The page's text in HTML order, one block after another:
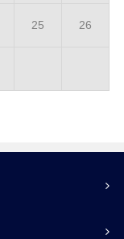
25 26